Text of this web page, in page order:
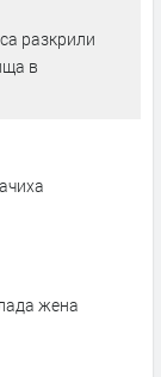
разкрили
в
жена